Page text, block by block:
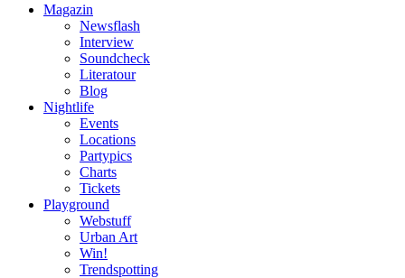
Magazin
Newsflash
Interview
Soundcheck
Literatour
Blog
Nightlife
Events
Locations
Partypics
Charts
Tickets
Playground
Webstuff
Urban Art
Win!
Trendspotting